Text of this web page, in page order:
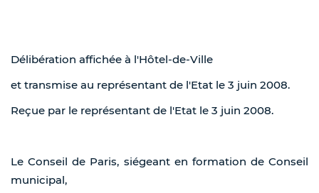
Délibération affichée à l'Hôtel-de-Ville
et transmise au représentant de l'Etat le 3 juin 2008.
Reçue par le représentant de l'Etat le 3 juin 2008.
Le Conseil de Paris, siégeant en formation de Conseil
municipal,